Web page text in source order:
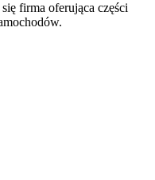
firma oferująca części